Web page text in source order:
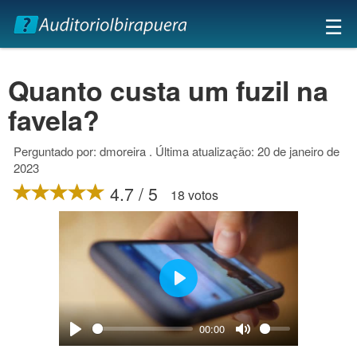
×
☰
Quanto custa um fuzil na
favela?
Perguntado por: dmoreira . Última atualização: 20 de janeiro de
2023
4.7 / 5 18 votos
Play
00:00
Mute
Play